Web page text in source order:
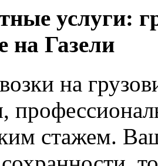
услуги:
на Газели
на
стажем.